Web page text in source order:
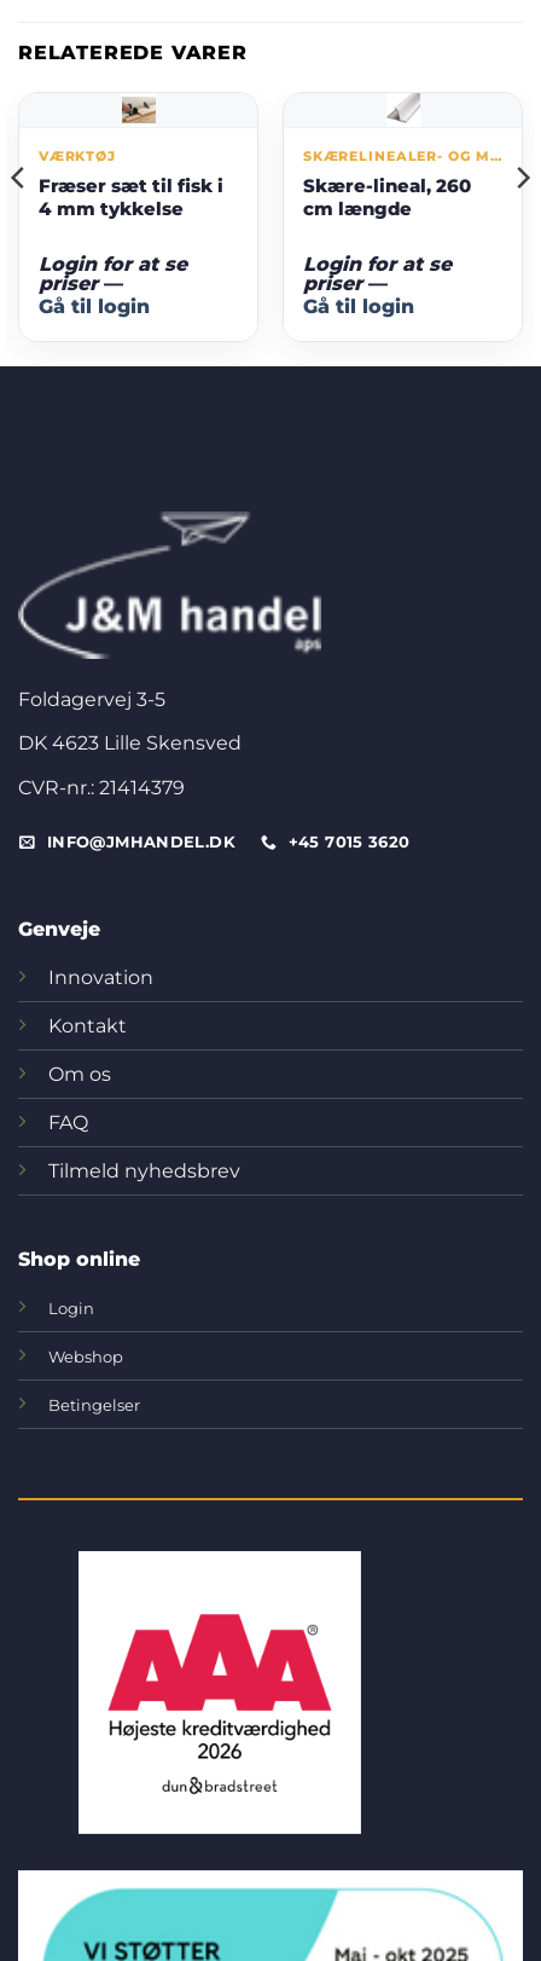
RELATEREDE VARER
VÆRKTØJ
Fræser sæt til fisk i
4 mm tykkelse
Login for at se
priser—
Gå til login
SKÆRELINEALER- OG MÅTTER
Skære-lineal, 260
cm længde
Login for at se
priser—
Gå til login
Foldagervej 3-5
DK 4623 Lille Skensved
CVR-nr.: 21414379
INFO@JMHANDEL.DK +45 7015 3620
Genveje
Innovation
Kontakt
Om os
FAQ
Tilmeld nyhedsbrev
Shop online
Login
Webshop
Betingelser